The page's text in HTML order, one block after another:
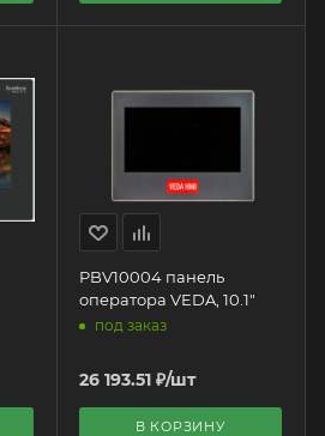
PBV10004 панель
оператора VEDA, 10.1"
под заказ
26 193.51₽/шт
В КОРЗИНУ